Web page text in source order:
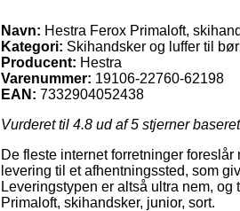
Navn: Hestra Ferox Primaloft,
Kategori: Skihandsker og luffer til
Producent: Hestra
Varenummer: 19106-22760-62198
EAN: 7332904052438
Vurderet til 4.8 ud af 5 stjerner
De fleste internet forretninger
levering til et afhentningssted, som
Leveringstypen er altså ultra nem,
Primaloft, skihandsker, junior, sort.